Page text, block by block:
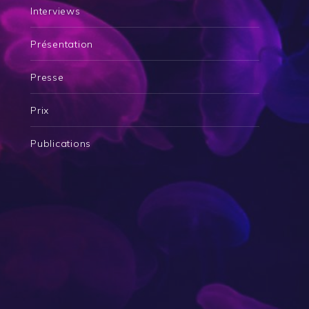
Interviews
Présentation
Presse
Prix
Publications